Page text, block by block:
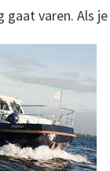
gaat varen. Als